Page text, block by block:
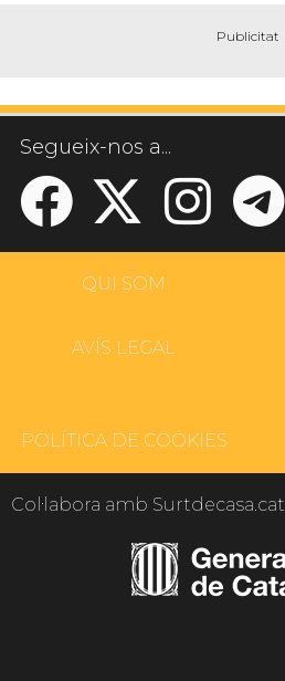
Segueix-nos a...
QUI SOM
AVÍS LEGAL
POLÍTICA DE COOKIES
Col·labora amb Surtdecasa.cat